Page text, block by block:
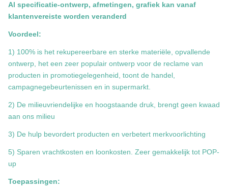
Al specificatie-ontwerp, afmetingen, grafiek kan vanaf
klantenvereiste worden veranderd
Voordeel:
1) 100% is het rekupereerbare en sterke materiële, opvallende
ontwerp, het een zeer populair ontwerp voor de reclame van
producten in promotiegelegenheid, toont de handel,
campagnegebeurtenissen en in supermarkt.
2) De milieuvriendelijke en hoogstaande druk, brengt geen kwaad
aan ons milieu
3) De hulp bevordert producten en verbetert merkvoorlichting
5) Sparen vrachtkosten en loonkosten. Zeer gemakkelijk tot POP-
up
Toepassingen: